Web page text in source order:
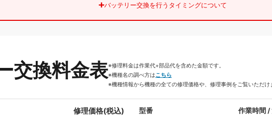
バッテリー交換を行うタイミングについて
交換料金表※修理料金は作業代+部品代を含めた金額です。
※機種名の調べ方はこちら
※機種情報から機種の全ての修理価格や、修理事例をご覧いただけ
修理価格(税込) 型番 作業時間 /